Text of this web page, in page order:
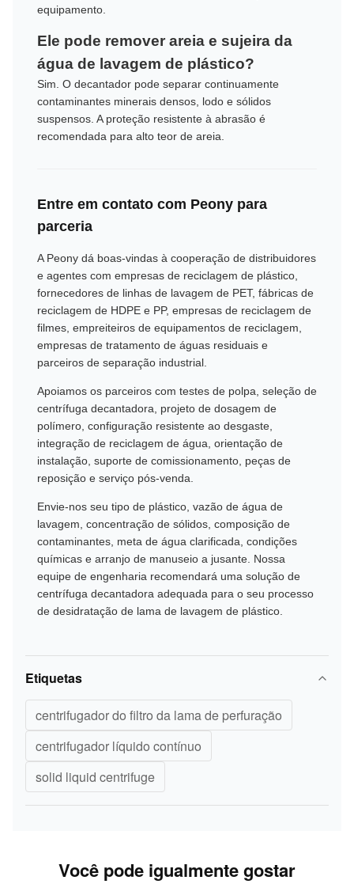
equipamento.
Ele pode remover areia e sujeira da
água de lavagem de plástico?
Sim. O decantador pode separar continuamente
contaminantes minerais densos, lodo e sólidos
suspensos. A proteção resistente à abrasão é
recomendada para alto teor de areia.
Entre em contato com Peony para
parceria
A Peony dá boas-vindas à cooperação de distribuidores
e agentes com empresas de reciclagem de plástico,
fornecedores de linhas de lavagem de PET, fábricas de
reciclagem de HDPE e PP, empresas de reciclagem de
filmes, empreiteiros de equipamentos de reciclagem,
empresas de tratamento de águas residuais e
parceiros de separação industrial.
Apoiamos os parceiros com testes de polpa, seleção de
centrífuga decantadora, projeto de dosagem de
polímero, configuração resistente ao desgaste,
integração de reciclagem de água, orientação de
instalação, suporte de comissionamento, peças de
reposição e serviço pós-venda.
Envie-nos seu tipo de plástico, vazão de água de
lavagem, concentração de sólidos, composição de
contaminantes, meta de água clarificada, condições
químicas e arranjo de manuseio a jusante. Nossa
equipe de engenharia recomendará uma solução de
centrífuga decantadora adequada para o seu processo
de desidratação de lama de lavagem de plástico.
Etiquetas
centrifugador do filtro da lama de perfuração
centrifugador líquido contínuo
solid liquid centrifuge
Você pode igualmente gostar